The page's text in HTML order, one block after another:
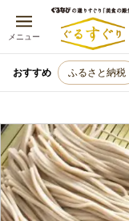
メニュー
おすすめ ふるさと納税